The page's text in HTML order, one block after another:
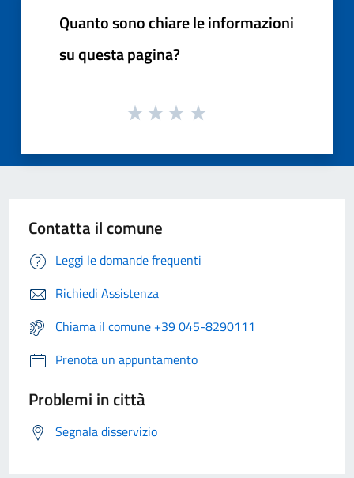
Quanto sono chiare le informazioni
su questa pagina?
Contatta il comune
Leggi le domande frequenti
Richiedi Assistenza
Chiama il comune +39 045-8290111
Prenota un appuntamento
Problemi in città
Segnala disservizio